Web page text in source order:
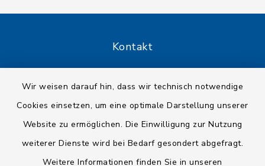
Wir weisen darauf hin, dass wir technisch notwendige
Cookies einsetzen, um eine optimale Darstellung unserer
Website zu ermöglichen. Die Einwilligung zur Nutzung
weiterer Dienste wird bei Bedarf gesondert abgefragt.
Weitere Informationen finden Sie in unseren
Kontakt
Datenschutz
Impressum